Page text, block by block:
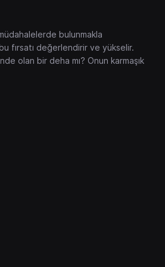
bulunmakla
fırsatı değerlendirir ve yükselir.
olan bir deha mı? Onun karmaşık